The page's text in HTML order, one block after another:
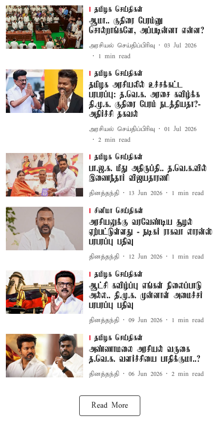
தமிழக செய்திகள்
ஆமா.. குதிரை பேரம்னு
சொல்றாங்களே, அப்படின்னா என்ன?
அரசியல் செய்திப்பிரிவு
03 Jul 2026
1 min read
தமிழக செய்திகள்
தமிழக அரசியலில் உச்சக்கட்ட
பரபரப்பு: த.வெ.க. அரசை கவிழ்க்க
தி.மு.க. குதிரை பேரம் நடத்தியதா?-
அதிர்ச்சி தகவல்
அரசியல் செய்திப்பிரிவு
01 Jul 2026
2 min read
தமிழக செய்திகள்
பா.ஜ.க. மீது அதிருப்தி.. த.வெ.க.வில்
இணைந்தார் விஜயதாரணி
தினத்தந்தி 13 Jun 2026 1 min read
சினிமா செய்திகள்
அரசியலுக்கு வரவேண்டிய சூழல்
ஏற்பட்டுள்ளது - நடிகர் ராகவா லாரன்ஸ்
பரபரப்பு பதிவு
தினத்தந்தி 12 Jun 2026 1 min read
தமிழக செய்திகள்
ஆட்சி கவிழ்ப்பு எங்கள் நிலைப்பாடு
அல்ல.. தி.மு.க. முன்னாள் அமைச்சர்
பரபரப்பு பதிவு
தினத்தந்தி 09 Jun 2026 1 min read
தமிழக செய்திகள்
அண்ணாமலை அரசியல் வருகை
த.வெ.க. வளர்ச்சியை பாதிக்குமா..?
தினத்தந்தி 06 Jun 2026 2 min read
Read More